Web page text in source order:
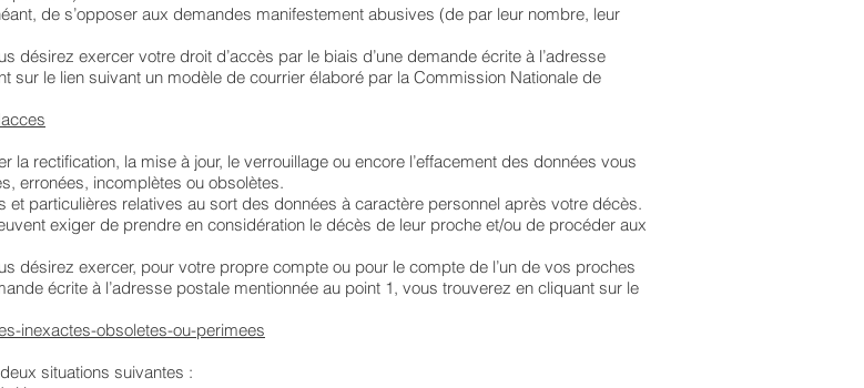
de s’opposer aux demandes manifestement abusives (de par leur nombre, leur
désirez exercer votre droit d’accès par le biais d’une demande écrite à l’adresse
sur le lien suivant un modèle de courrier élaboré par la Commission Nationale de
rectification, la mise à jour, le verrouillage ou encore l’effacement des données vous
erronées, incomplètes ou obsolètes.
particulières relatives au sort des données à caractère personnel après votre décès.
exiger de prendre en considération le décès de leur proche et/ou de procéder aux
désirez exercer, pour votre propre compte ou pour le compte de l’un de vos proches
écrite à l’adresse postale mentionnée au point 1, vous trouverez en cliquant sur le
inexactes-obsoletes-ou-perimees
situations suivantes :